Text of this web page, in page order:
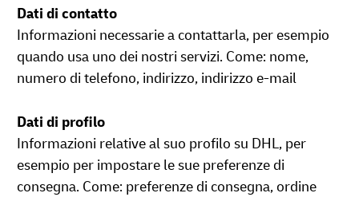
Dati di contatto
Informazioni necessarie a contattarla, per esempio
quando usa uno dei nostri servizi. Come: nome,
numero di telefono, indirizzo, indirizzo e-mail
Dati di profilo
Informazioni relative al suo profilo su DHL, per
esempio per impostare le sue preferenze di
consegna. Come: preferenze di consegna, ordine